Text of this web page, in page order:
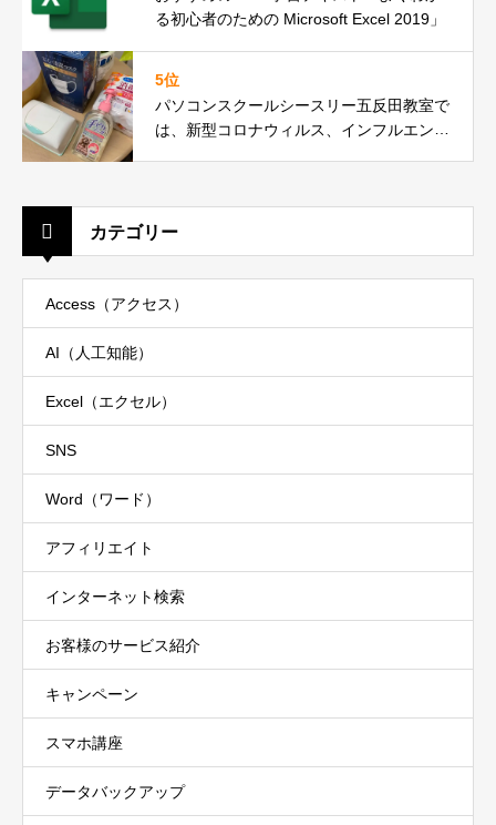
る初心者のための Microsoft Excel 2019」
5位
パソコンスクールシースリー五反田教室で
は、新型コロナウィルス、インフルエンザ
カテゴリー
Access（アクセス）
AI（人工知能）
Excel（エクセル）
SNS
Word（ワード）
アフィリエイト
インターネット検索
お客様のサービス紹介
キャンペーン
スマホ講座
データバックアップ